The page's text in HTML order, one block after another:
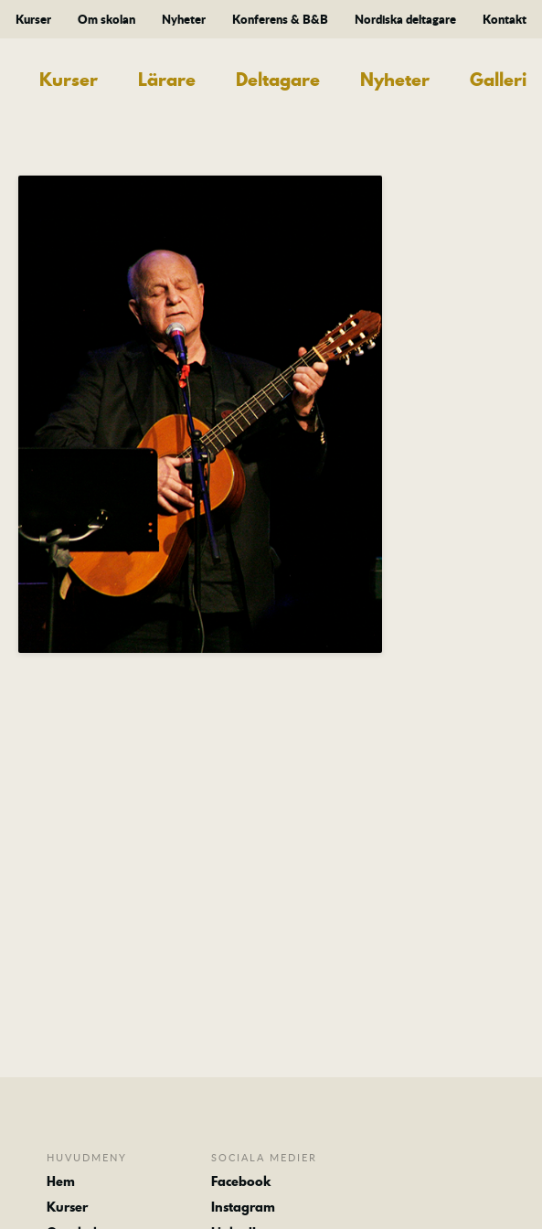
Kurser Om skolan Nyheter Konferens & B&B Nordiska deltagare Kontakt
Kurser Lärare Deltagare Nyheter Galleri
HUVUDMENY
Hem
Kurser
SOCIALA MEDIER
Facebook
Instagram